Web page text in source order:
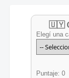
🇺🇾
Elegí una
Puntaje: 0